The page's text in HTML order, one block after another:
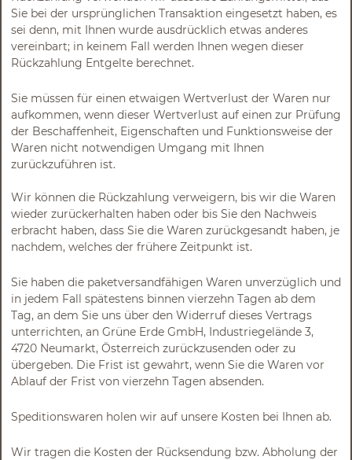
Sie bei der ursprünglichen Transaktion eingesetzt haben, es
sei denn, mit Ihnen wurde ausdrücklich etwas anderes
vereinbart; in keinem Fall werden Ihnen wegen dieser
Rückzahlung Entgelte berechnet.
Sie müssen für einen etwaigen Wertverlust der Waren nur
aufkommen, wenn dieser Wertverlust auf einen zur Prüfung
der Beschaffenheit, Eigenschaften und Funktionsweise der
Waren nicht notwendigen Umgang mit Ihnen
zurückzuführen ist.
Wir können die Rückzahlung verweigern, bis wir die Waren
wieder zurückerhalten haben oder bis Sie den Nachweis
erbracht haben, dass Sie die Waren zurückgesandt haben, je
nachdem, welches der frühere Zeitpunkt ist.
Sie haben die paketversandfähigen Waren unverzüglich und
in jedem Fall spätestens binnen vierzehn Tagen ab dem
Tag, an dem Sie uns über den Widerruf dieses Vertrags
unterrichten, an Grüne Erde GmbH, Industriegelände 3,
4720 Neumarkt, Österreich zurückzusenden oder zu
übergeben. Die Frist ist gewahrt, wenn Sie die Waren vor
Ablauf der Frist von vierzehn Tagen absenden.
Speditionswaren holen wir auf unsere Kosten bei Ihnen ab.
Wir tragen die Kosten der Rücksendung bzw. Abholung der